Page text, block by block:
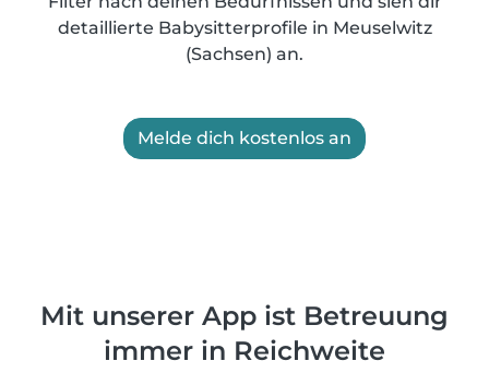
detaillierte Babysitterprofile in Meuselwitz
(Sachsen) an.
Melde dich kostenlos an
Mit unserer App ist Betreuung
immer in Reichweite